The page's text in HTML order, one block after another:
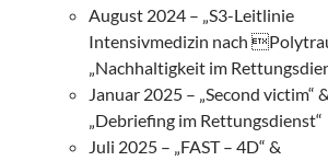
August 2024 – „S3-Leitlinie
Intensivmedizin nach
„Nachhaltigkeit im
Januar 2025 – „Second victim“ &
„Debriefing im Rettungsdienst“
Juli 2025 – „FAST – 4D“ &